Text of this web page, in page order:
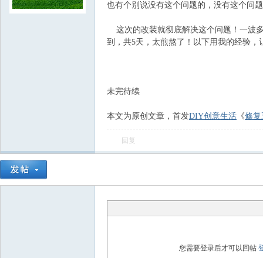
也有个别说没有这个问题的，没有这个问
这次的改装就彻底解决这个问题！一波
到，共5天，太煎熬了！以下用我的经验，
未完待续
本文为原创文章，首发DIY创意生活 《修复
回复
您需要登录后才可以回帖